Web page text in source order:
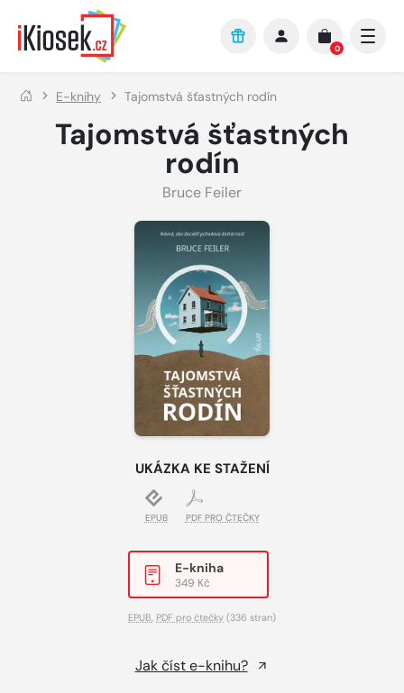
Přejít na hlavní obsah
0
E-knihy Tajomstvá šťastných rodín
Tajomstvá šťastných
rodín
Bruce Feiler
UKÁZKA KE STAŽENÍ
EPUB PDF PRO ČTEČKY
E-kniha
349 Kč
EPUB, PDF pro čtečky (336 stran)
Jak číst e-knihu?